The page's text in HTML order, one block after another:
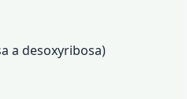
a desoxyribosa)